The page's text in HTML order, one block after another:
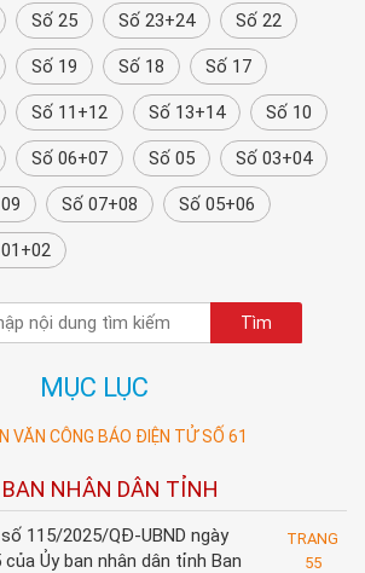
Số 25 Số 23+24 Số 22
Số 19 Số 18 Số 17
Số 11+12 Số 13+14 Số 10
Số 06+07 Số 05 Số 03+04
Số 07+08 Số 05+06
MỤC LỤC
VĂN CÔNG BÁO ĐIỆN TỬ SỐ 61
BAN NHÂN DÂN TỈNH
115/2025/QĐ-UBND ngày
Ủy ban nhân dân tỉnh Ban
TRANG
55